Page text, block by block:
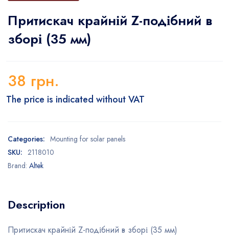
Притискач крайній Z-подібний в
зборі (35 мм)
38 грн.
The price is indicated without VAT
Categories: Mounting for solar panels
SKU: 2118010
Brand: Altek
Description
Притискач крайній Z-подібний в зборі (35 мм)